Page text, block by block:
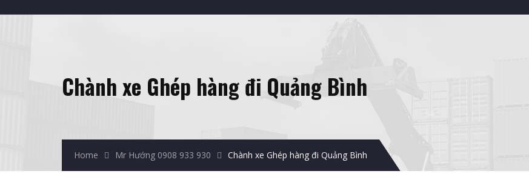
Chành xe Ghép hàng đi Quảng Bình
Home Mr Hướng 0908 933 930 Chành xe Ghép hàng đi Quảng Bình